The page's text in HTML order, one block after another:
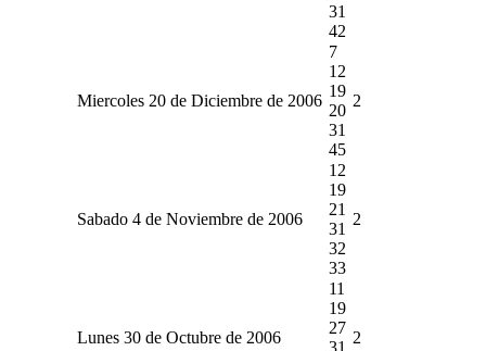
31
42
Miercoles 20 de Diciembre de 2006
7
12
19
20
31
45
2
Sabado 4 de Noviembre de 2006
12
19
21
31
32
33
2
Lunes 30 de Octubre de 2006
11
19
27
31
2